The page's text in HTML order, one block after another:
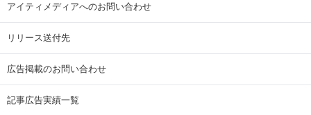
アイティメディアへのお問い合わせ
リリース送付先
広告掲載のお問い合わせ
記事広告実績一覧